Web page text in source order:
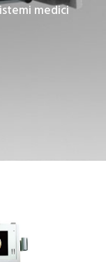
medici